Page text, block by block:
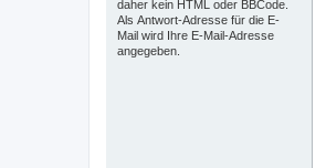
daher kein HTML oder BBCode.
Als Antwort-Adresse für die E-
Mail wird Ihre E-Mail-Adresse
angegeben.